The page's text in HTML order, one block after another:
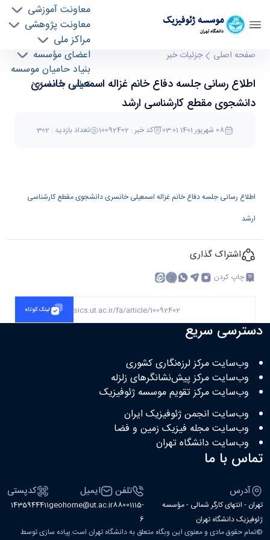
موسسه ژئوفيزيک
دانشگاه تهران
معاونت آموزشی
معاونت پژوهشی
مراکز ملی
اعضای مؤسسه
بنیاد حامیان موسسه
تماس با ما
اطلاع رسانی جلسه دفاع خانم غزاله اسمعیلی
خانسری دانشجوی مقطع کارشناسی ارشد - موسسه
ژئو فیزیک geophysics
صفحه اصلی جزئیات خبر
اطلاع رسانی جلسه دفاع خانم غزاله اسمعیلی خانسری
دانشجوی مقطع کارشناسی ارشد
08 شهریور 1401 03:01 کد خبر : 10092402 تعداد بازدید : 302
اطلاع رسانی جلسه دفاع خانم غزاله اسمعیلی خانسری دانشجوی مقطع کارشناسی
ارشد
اشتراک گذاری
چاپ کردن
لینک کوتاه
https://geophysics.ut.ac.ir/fa/article/10092402
دسترسی سریع
وب‌سایت مرکز لرزه‌نگاری کشوری
وب‌سایت مرکز پیش‌نشانگرهای زلزله
وب‌سایت مرکز تقویم موسسه ژئوفیزیک
وب‌سایت انجمن ژئوفیزیک ایران
وب‌سایت مجله فیزیک زمین و فضا
وب‌سایت دانشگاه تهران
تماس با ما
آدرس
تهران - انتهای کارگر شمالی - مؤسسه
ژئوفیزیک دانشگاه تهران
تلفن
88001115-
6
ایمیل
geohome@ut.ac.ir
کدپستی
1435944411
©تمام حقوق مادی و معنوی این وبگاه متعلق به دانشگاه تهران است.پیاده سازی توسط